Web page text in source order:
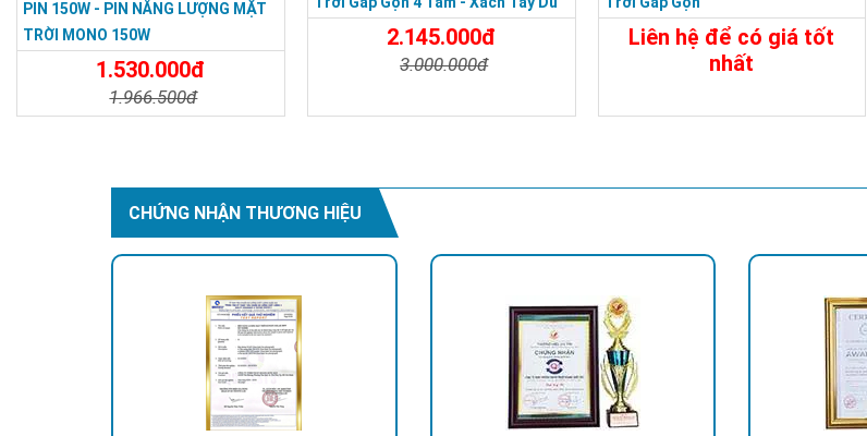
PIN 150W - PIN NĂNG LƯỢNG MẶT
TRỜI MONO 150W
1.530.000đ
1.966.500đ
Lịch Dã Ngoại2.145.000đ
3.000.000đ
Liên hệ để có giá tốt
nhất
CHỨNG NHẬN THƯƠNG HIỆU